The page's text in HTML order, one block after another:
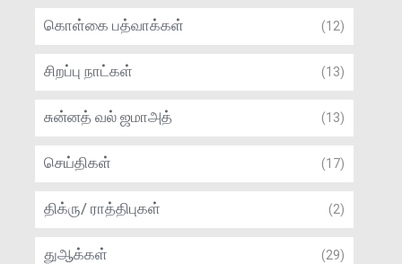
கொள்கை பத்வாக்கள் (12)
சிறப்பு நாட்கள் (13)
சுன்னத் வல் ஜமாஅத் (13)
செய்திகள் (17)
திக்ரு/ ராத்திபுகள் (2)
துஆக்கள் (29)